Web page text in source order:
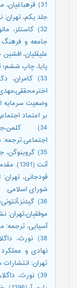
جلد یکم، تهران:
جامعه و فرهنگ
علیقلیان،
پایا، چاپ ششم؛
33) کامران،
وضعیت سرمایه
بر اعتماد
اجتماعی.ترجمه:
35) گروینوگن،
آنت
قودجانی،
شورای اسلامی.
آسیایی، ترجمه‎: منوچهر امیری، تهران: امیرکبیر.
نهادی و
تهران: انتشارات
39) نورث،